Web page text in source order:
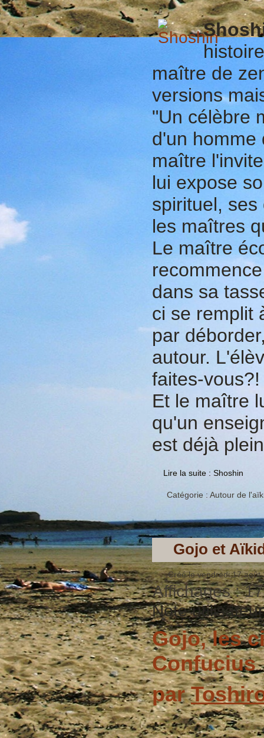
maître de
versions
"Un célèbre
d'un homme
maître
lui expose
spirituel,
les maîtres
Le maître
dans sa
ci se remplit
par
autour.
faites-
Et le maître
qu'un
est déjà
Lire la suite : Shoshin
Catégorie : Autour de
Gojo et
Créé le vendredi 17 août
Affichages :
Note
Gojo, les
Confucius
par